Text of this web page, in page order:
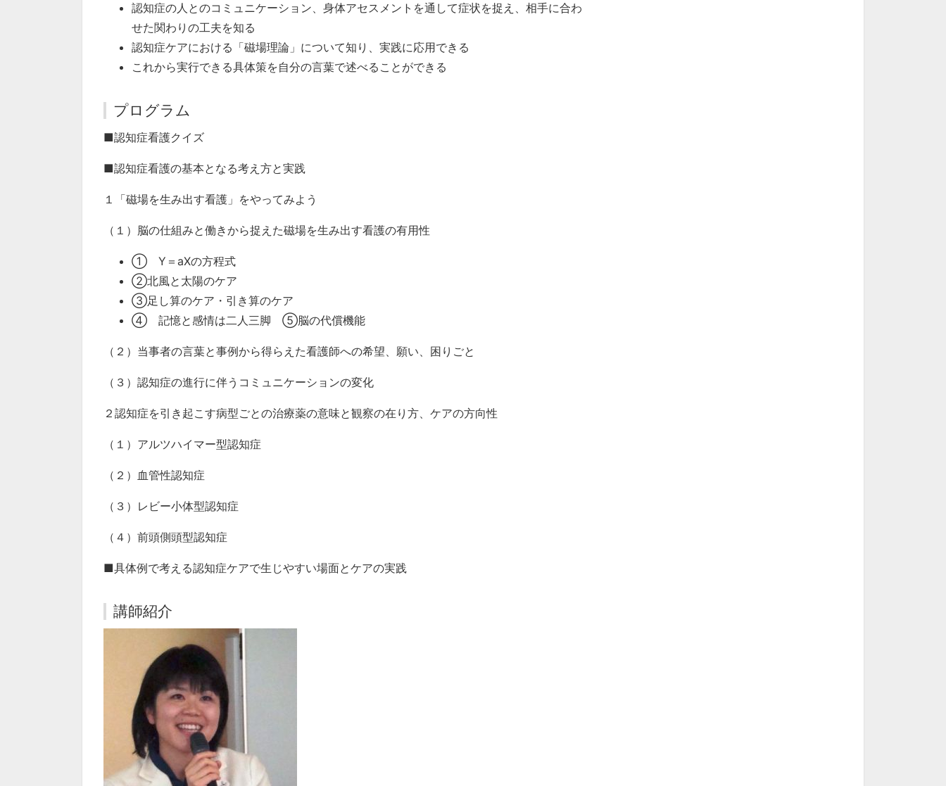
認知症の人とのコミュニケーション、身体アセスメントを通して症状を捉え、相手に合わ
せた関わりの工夫を知る
認知症ケアにおける「磁場理論」について知り、実践に応用できる
これから実行できる具体策を自分の言葉で述べることができる
プログラム
■認知症看護クイズ
■認知症看護の基本となる考え方と実践
１「磁場を生み出す看護」をやってみよう
（１）脳の仕組みと働きから捉えた磁場を生み出す看護の有用性
① Y＝aXの方程式
②北風と太陽のケア
③足し算のケア・引き算のケア
④ 記憶と感情は二人三脚 ⑤脳の代償機能
（２）当事者の言葉と事例から得らえた看護師への希望、願い、困りごと
（３）認知症の進行に伴うコミュニケーションの変化
２認知症を引き起こす病型ごとの治療薬の意味と観察の在り方、ケアの方向性
（１）アルツハイマー型認知症
（２）血管性認知症
（３）レビー小体型認知症
（４）前頭側頭型認知症
■具体例で考える認知症ケアで生じやすい場面とケアの実践
講師紹介